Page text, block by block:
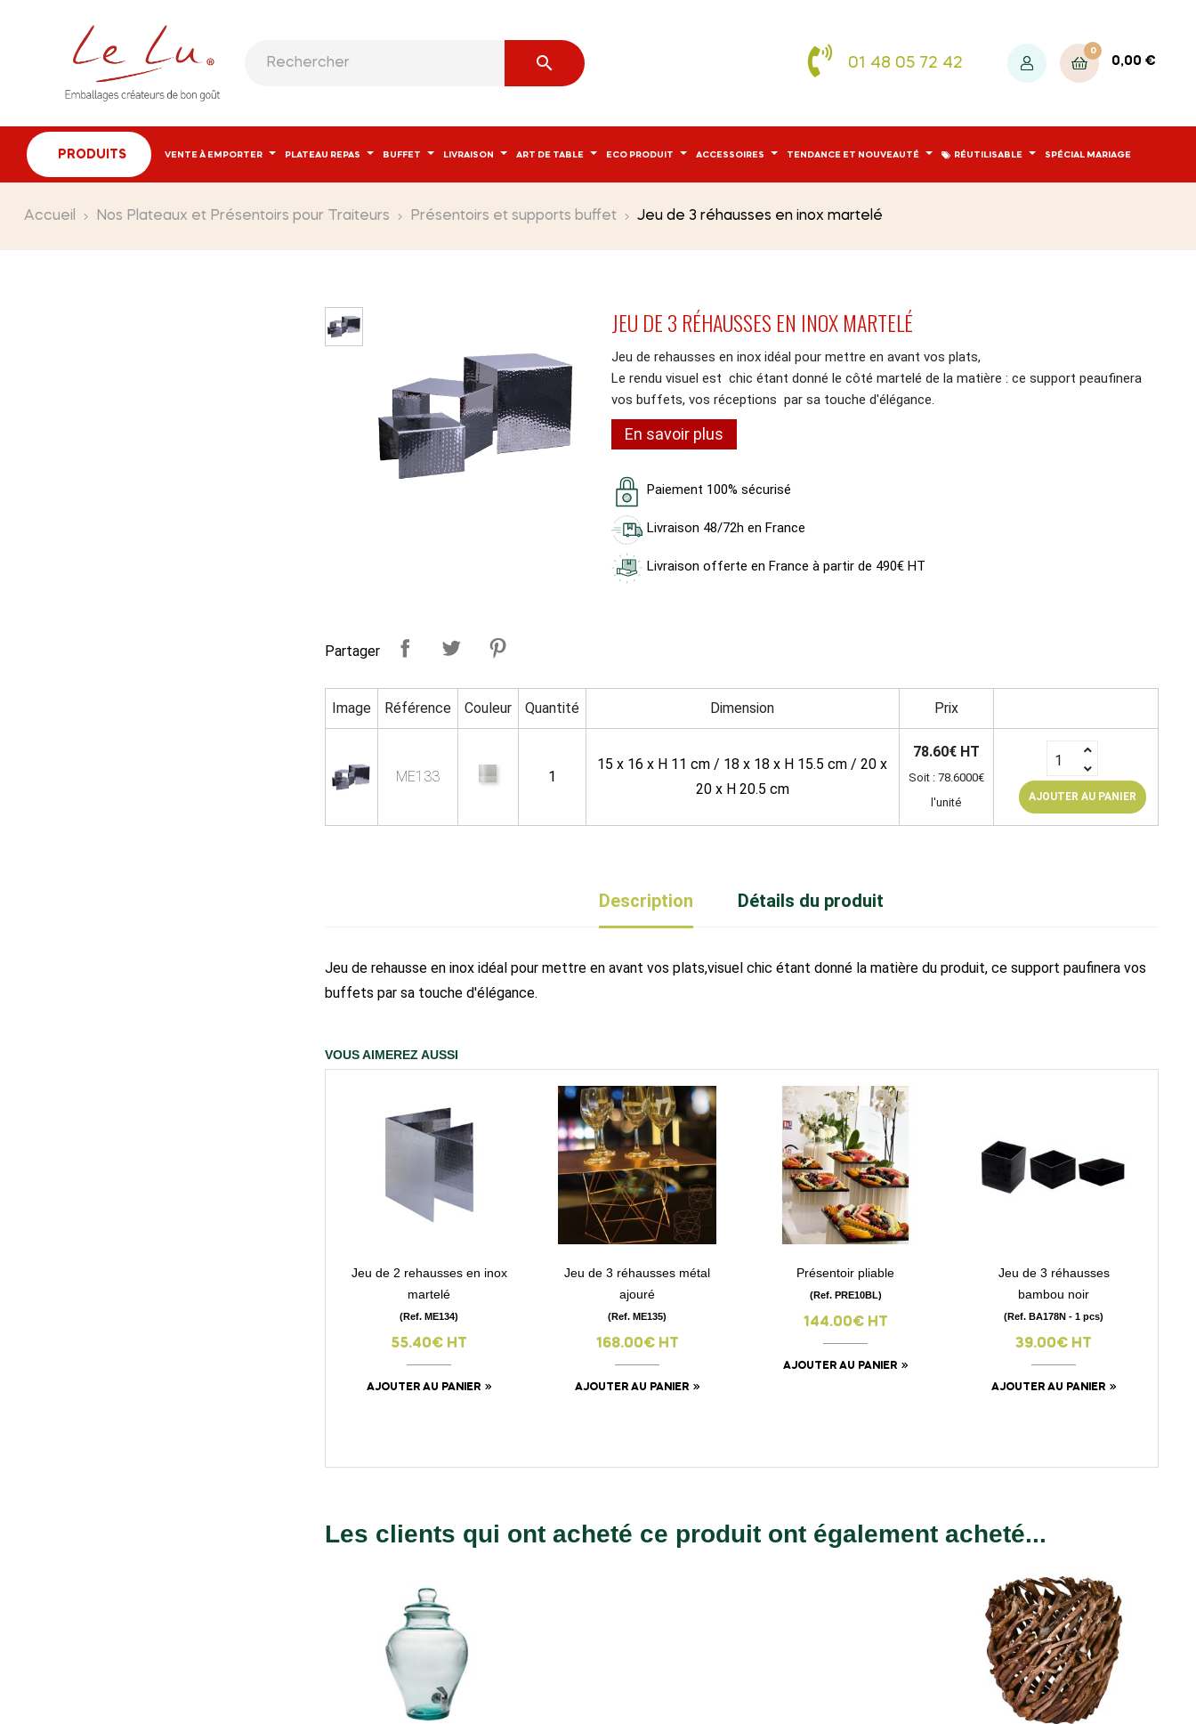
 01 48 05 72 42
0
0,00 €
PRODUITS VENTE À EMPORTER PLATEAU REPAS BUFFET LIVRAISON ART DE TABLE ECO PRODUIT ACCESSOIRES TENDANCE ET NOUVEAUTÉ RÉUTILISABLE SPÉCIAL MARIAGE
Accueil Nos Plateaux et Présentoirs pour Traiteurs Présentoirs et supports buffet Jeu de 3 réhausses en inox martelé
JEU DE 3 RÉHAUSSES EN INOX MARTELÉ
Jeu de rehausses en inox idéal pour mettre en avant vos plats,
Le rendu visuel est chic étant donné le côté martelé de la matière : ce support peaufinera
vos buffets, vos réceptions par sa touche d'élégance.
En savoir plus
Paiement 100% sécurisé
Livraison 48/72h en France
Livraison offerte en France à partir de 490€ HT
Partager
Image Référence Couleur Quantité Dimension Prix
ME133 1
15 x 16 x H 11 cm / 18 x 18 x H 15.5 cm / 20 x
20 x H 20.5 cm
78.60€ HT
Soit : 78.6000€
l'unité
AJOUTER AU PANIER
Description Détails du produit
Jeu de rehausse en inox idéal pour mettre en avant vos plats,visuel chic étant donné la matière du produit, ce support paufinera vos
buffets par sa touche d'élégance.
VOUS AIMEREZ AUSSI
visibility
Jeu de 2 rehausses en inox
martelé
(Ref. ME134)
55.40€ HT
AJOUTER AU PANIER
visibility
Jeu de 3 réhausses métal
ajouré
(Ref. ME135)
168.00€ HT
AJOUTER AU PANIER
visibility
Présentoir pliable
(Ref. PRE10BL)
144.00€ HT
AJOUTER AU PANIER
visibility
Jeu de 3 réhausses
bambou noir
(Ref. BA178N - 1 pcs)
39.00€ HT
AJOUTER AU PANIER
Les clients qui ont acheté ce produit ont également acheté...